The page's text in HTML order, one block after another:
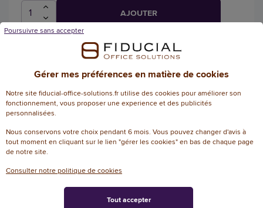
AJOUTER
distributeur de gommettes -
Gommettes rondes - Diamètre 8 et 18
mm - Rouge - Cléopâtre
AJOUTER
Gérer mes préférences en matière de cookies
Notre site fiducial-office-solutions.fr utilise des cookies pour améliorer son
fonctionnement, vous proposer une experience et des publicités
personnalisées.
Nous conservons votre choix pendant 6 mois. Vous pouvez changer d'avis à
tout moment en cliquant sur le lien "gérer les cookies" en bas de chaque page
de notre site.
Consulter notre politique de cookies
Poursuivre sans accepter
Tout accepter